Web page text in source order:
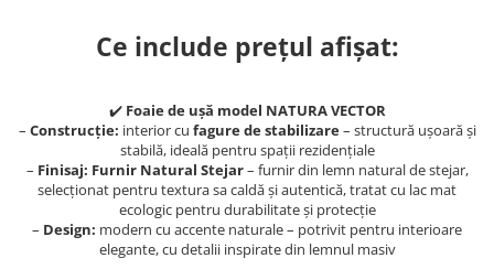
Advanced 8 mm
Evolution 12 mm
Exquisit 8 mm
Herringbone 8 mm
Mammut 12 mm
Progress 10 mm
Robusto 12 mm
Ce include prețul afișat:
✔️ Foaie de ușă model NATURA VECTOR
– Construcție: interior cu fagure de stabilizare– structură ușoară și
stabilă, ideală pentru spații rezidențiale
– Finisaj: Furnir Natural Stejar– furnir din lemn natural de stejar,
selecționat pentru textura sa caldă și autentică, tratat cu lac mat
ecologic pentru durabilitate și protecție
– Design: modern cu accente naturale – potrivit pentru interioare
elegante, cu detalii inspirate din lemnul masiv